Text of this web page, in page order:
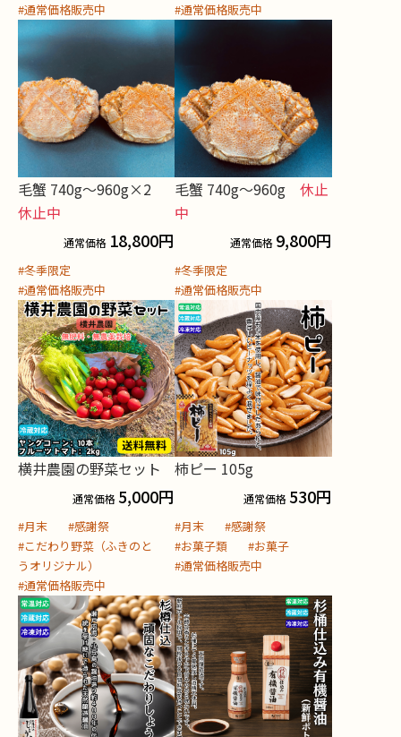
#通常価格販売中
#通常価格販売中
毛蟹 740g〜960g×2
休止中
通常価格 18,800円
#冬季限定
#通常価格販売中
毛蟹 740g〜960g休止
中
通常価格 9,800円
#冬季限定
#通常価格販売中
横井農園の野菜セット
通常価格 5,000円
#月末
#感謝祭
#こだわり野菜（ふきのと
うオリジナル）
#通常価格販売中
柿ピー 105g
通常価格 530円
#月末
#感謝祭
#お菓子類
#お菓子
#通常価格販売中